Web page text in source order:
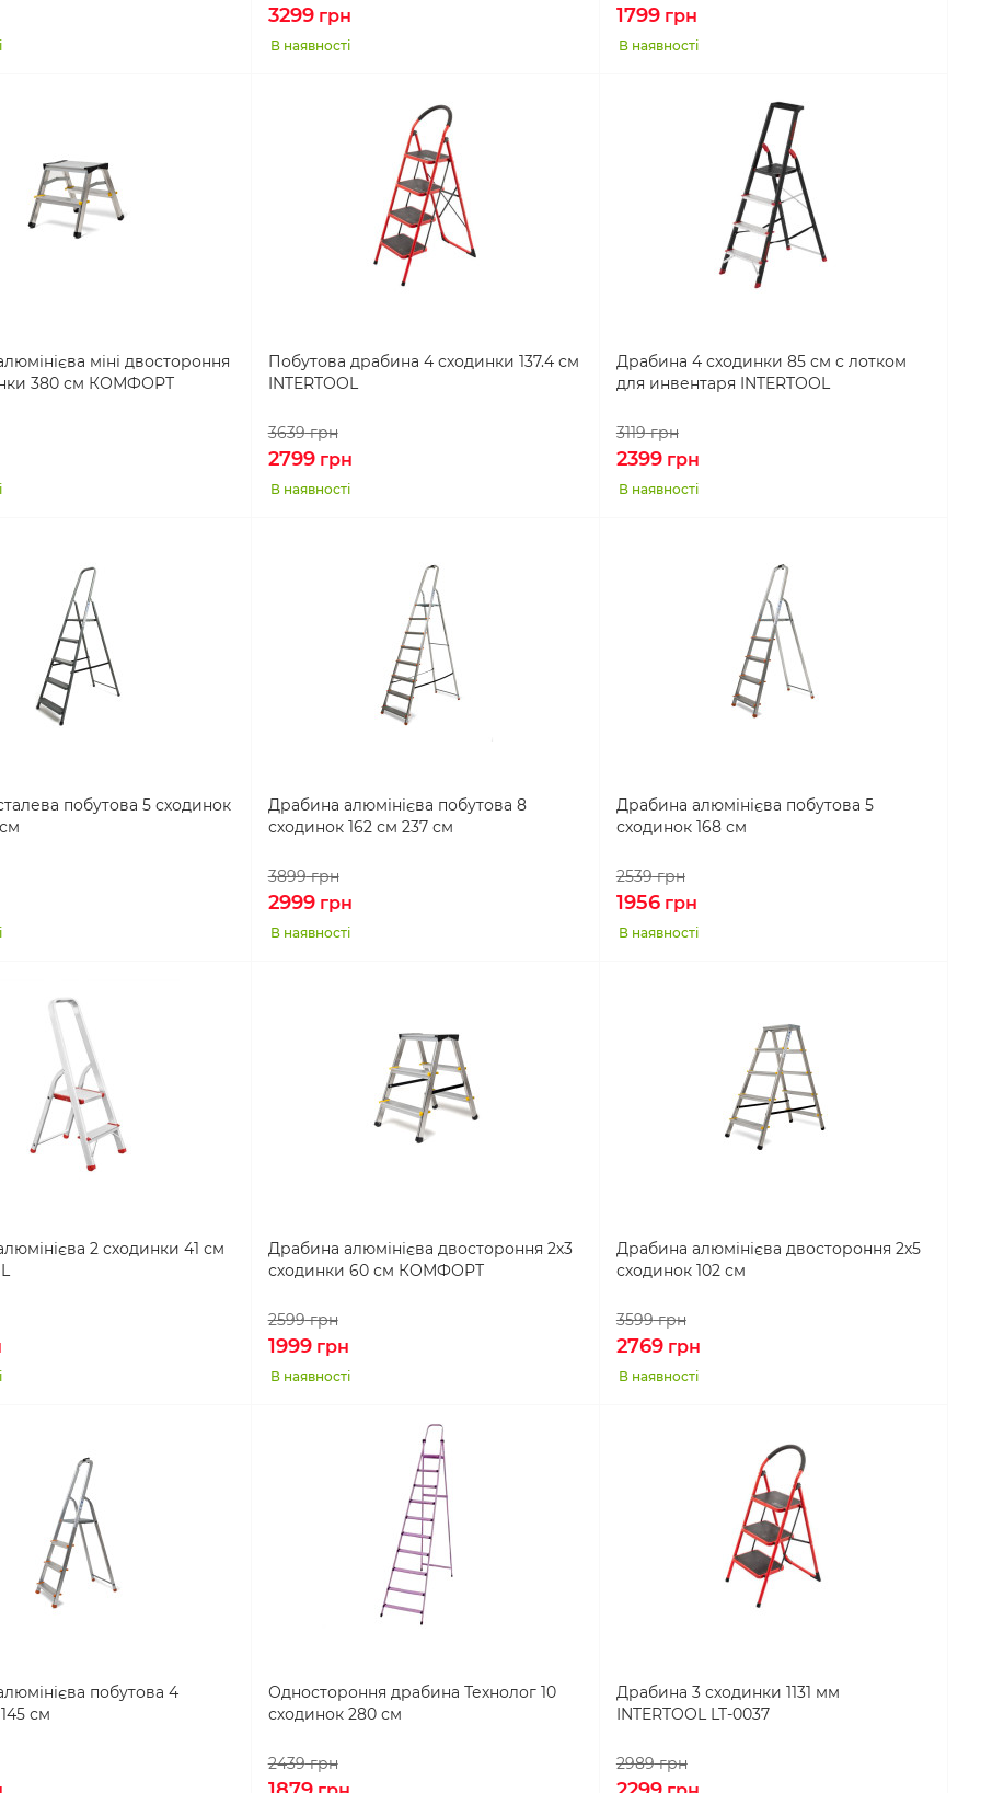
3299грн
В наявності
1799грн
В наявності
міні двостороння
380 см КОМФОРТ
Побутова драбина 4 сходинки 137.4 см
INTERTOOL
3639грн
2799грн
В наявності
Драбина 4 сходинки 85 см с лотком
для инвентаря INTERTOOL
3119грн
2399грн
В наявності
побутова 5 сходинок
Драбина алюмінієва побутова 8
сходинок 162 см 237 см
3899грн
2999грн
В наявності
Драбина алюмінієва побутова 5
сходинок 168 см
2539грн
1956грн
В наявності
2 сходинки 41 см
Драбина алюмінієва двостороння 2х3
сходинки 60 см КОМФОРТ
2599грн
1999грн
В наявності
Драбина алюмінієва двостороння 2х5
сходинок 102 см
3599грн
2769грн
В наявності
побутова 4
см
Одностороння драбина Технолог 10
сходинок 280 см
2439грн
Драбина 3 сходинки 1131 мм
INTERTOOL LT-0037
2989грн